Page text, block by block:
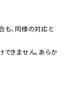
も、同様の対応と
きません。あらか